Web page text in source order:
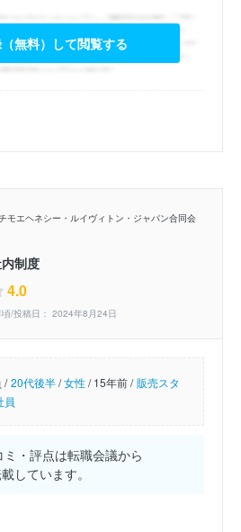
無料）して閲覧する
モエヘネシー・ルイヴィトン・ジャパン合同会
制度
4.0
/投稿日： 2024年8月24日
/ 20代後半/女性/15年前 / 販売スタ
員
・評点は転職会議から
しています。